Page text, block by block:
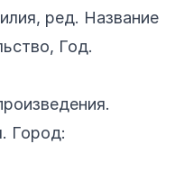
ред. Название
Год.
Город: